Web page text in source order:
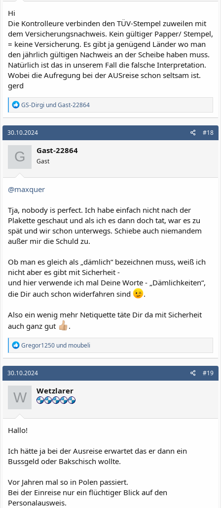
Hi
Die Kontrolleure verbinden den TÜV-Stempel zuweilen mit
dem Versicherungsnachweis. Kein gültiger Papper/ Stempel,
= keine Versicherung. Es gibt ja genügend Länder wo man
den jährlich gültigen Nachweis an der Scheibe haben muss.
Natürlich ist das in unserem Fall die falsche Interpretation.
Wobei die Aufregung bei der AUSreise schon seltsam ist.
gerd
R
e
a
k
t
i
o
n
e
n
GS-Dirgi undGast-22864
30.10.2024 #18
G Gast-22864
Gast
@maxquer
Tja, nobody is perfect. Ich habe einfach nicht nach der
Plakette geschaut und als ich es dann doch tat, war es zu
spät und wir schon unterwegs. Schiebe auch niemandem
außer mir die Schuld zu.
Ob man es gleich als „dämlich“ bezeichnen muss, weiß ich
nicht aber es gibt mit Sicherheit -
und hier verwende ich mal Deine Worte - „Dämlichkeiten“,
die Dir auch schon widerfahren sind
.
Also ein wenig mehr Netiquette täte Dir da mit Sicherheit
auch ganz gut
.
R
e
a
k
t
i
o
n
e
n
Gregor1250 und moubeli
30.10.2024 #19
W Wetzlarer
Hallo!
Ich hätte ja bei der Ausreise erwartet das er dann ein
Bussgeld oder Bakschisch wollte.
Vor Jahren mal so in Polen passiert.
Bei der Einreise nur ein flüchtiger Blick auf den
Personalausweis.